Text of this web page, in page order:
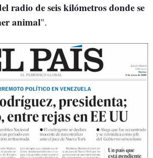
radio de seis kilómetros donde se
animal".